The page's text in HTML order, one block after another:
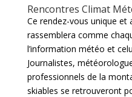
Rencontres Climat
Ce rendez-vous unique et
rassemblera comme
l’information météo et
Journalistes,
professionnels de la
skiables se retrouveront